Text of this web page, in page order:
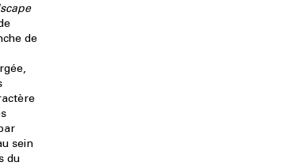
de
sein
du